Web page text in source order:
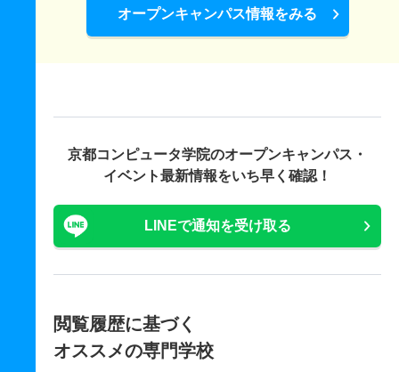
オープンキャンパス情報をみる
京都コンピュータ学院のオープンキャンパス・
イベント最新情報をいち早く確認！
LINEで通知を受け取る
閲覧履歴に基づく
オススメの専門学校